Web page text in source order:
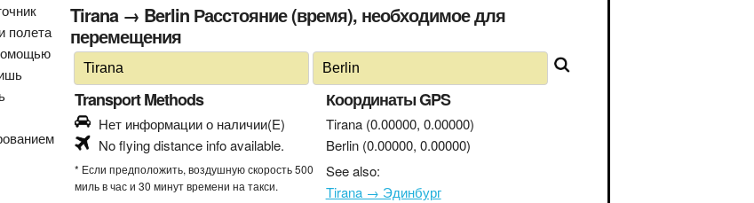
полета
Tirana → Berlin Расстояние (время), необходимое для
перемещения
Transport Methods
Нет информации о наличии(E)
No flying distance info available.
* Если предположить, воздушную скорость 500
миль в час и 30 минут времени на такси.
Координаты GPS
Tirana (0.00000, 0.00000)
Berlin (0.00000, 0.00000)
See also:
Tirana → Эдинбург